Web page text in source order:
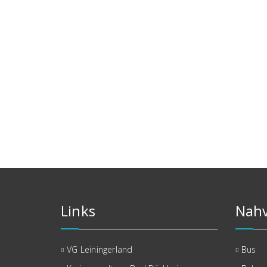
Links
VG Leiningerland
Bus